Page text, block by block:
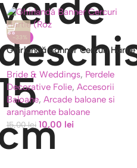
-33%
Ghirlandă Banner Cercuri Hârtie
(Roz, Alb, Auriu Sclipici) 3m
Bride & Weddings, Perdele
Decorative Folie, Accesorii
Baloane, Arcade baloane si
aranjamente baloane
15,00lei 10,00 lei